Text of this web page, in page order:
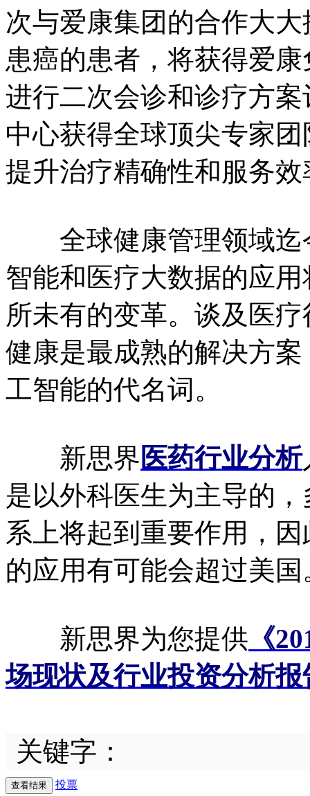
次与爱康集团的合作大
患癌的患者，将获得爱
进行二次会诊和诊疗方
中心获得全球顶尖专家
提升治疗精确性和服务效
全球健康管理领域迄
智能和医疗大数据的应
所未有的变革。谈及医
健康是最成熟的解决方
工智能的代名词。
新思界 医药行业分析
是以外科医生为主导的
系上将起到重要作用，
的应用有可能会超过美国
新思界为您提供 《
场现状及行业投资分析报
关键字：
投票